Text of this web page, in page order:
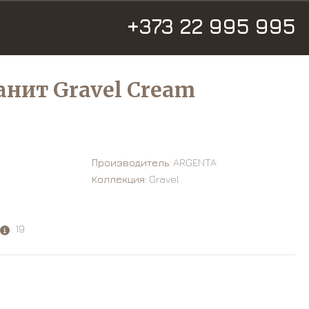
+373 22 995 995
Gravel Cream
: 19
Производитель: ARGENTA
Коллекция: Gravel